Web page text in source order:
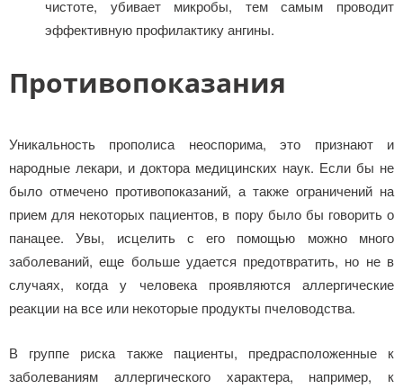
чистоте, убивает микробы, тем самым проводит
эффективную профилактику ангины.
Противопоказания
Уникальность прополиса неоспорима, это признают и
народные лекари, и доктора медицинских наук. Если бы не
было отмечено противопоказаний, а также ограничений на
прием для некоторых пациентов, в пору было бы говорить о
панацее. Увы, исцелить с его помощью можно много
заболеваний, еще больше удается предотвратить, но не в
случаях, когда у человека проявляются аллергические
реакции на все или некоторые продукты пчеловодства.
В группе риска также пациенты, предрасположенные к
заболеваниям аллергического характера, например, к